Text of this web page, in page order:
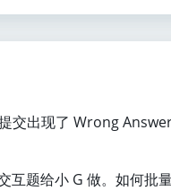
交出现了 Wrong
题给小 G 做。如何批